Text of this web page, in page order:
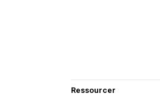
Ressourcer